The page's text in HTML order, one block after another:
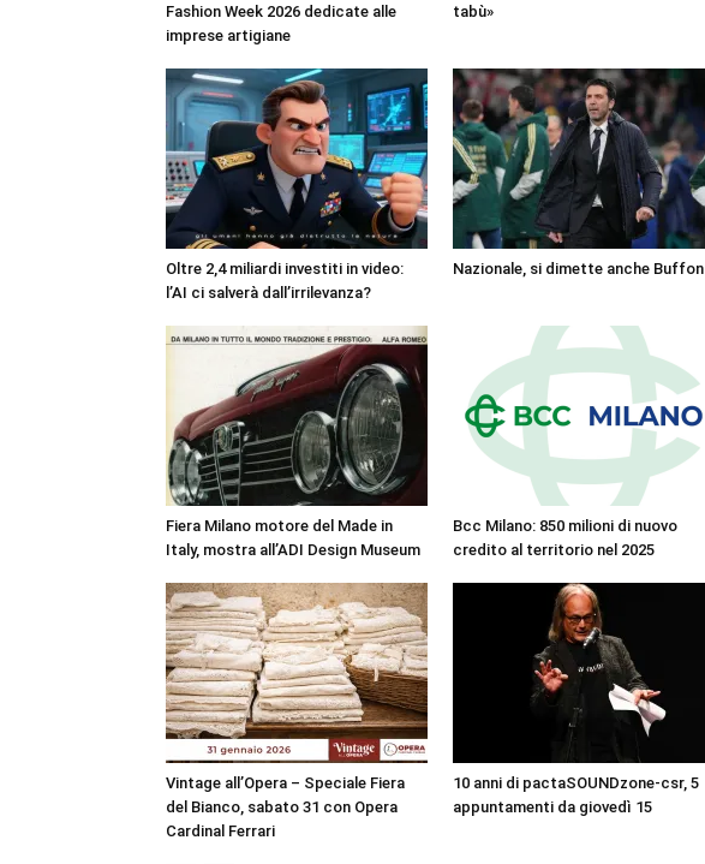
Fashion Week 2026 dedicate alle
imprese artigiane
tabù»
Oltre 2,4 miliardi investiti in video:
l’AI ci salverà dall’irrilevanza?
Nazionale, si dimette anche Buffon
Fiera Milano motore del Made in
Italy, mostra all’ADI Design Museum
Bcc Milano: 850 milioni di nuovo
credito al territorio nel 2025
Vintage all’Opera – Speciale Fiera
del Bianco, sabato 31 con Opera
Cardinal Ferrari
10 anni di pactaSOUNDzone-csr, 5
appuntamenti da giovedì 15